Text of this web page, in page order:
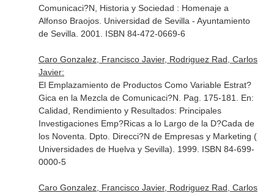
Comunicaci?N, Historia y Sociedad : Homenaje a
Alfonso Braojos. Universidad de Sevilla - Ayuntamiento
de Sevilla. 2001. ISBN 84-472-0669-6
Caro Gonzalez, Francisco Javier, Rodriguez Rad, Carlos
Javier:
El Emplazamiento de Productos Como Variable Estrat?
Gica en la Mezcla de Comunicaci?N. Pag. 175-181. En:
Calidad, Rendimiento y Resultados: Principales
Investigaciones Emp?Ricas a lo Largo de la D?Cada de
los Noventa . Dpto. Direcci?N de Empresas y Marketing (
Universidades de Huelva y Sevilla). 1999. ISBN 84-699-
0000-5
Caro Gonzalez, Francisco Javier, Rodriguez Rad, Carlos